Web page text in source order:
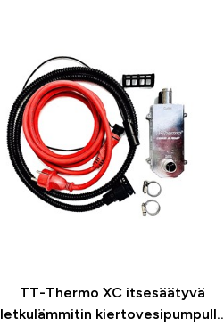
TT-Thermo XC itsesäätyvä
letkulämmitin kiertovesipumpulla